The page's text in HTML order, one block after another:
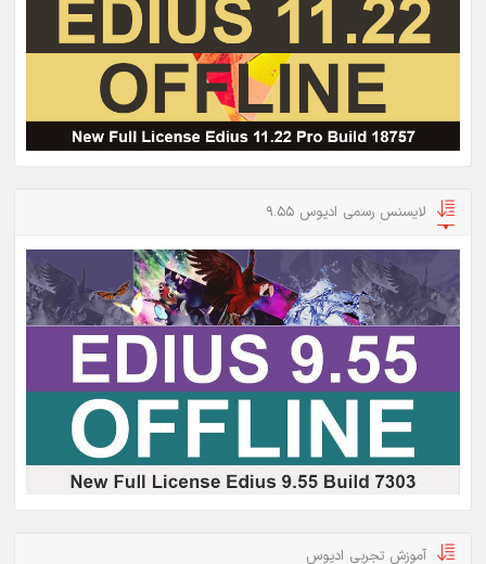
لایسنس رسمی ادیوس 9.55
آموزش تجربی ادیوس